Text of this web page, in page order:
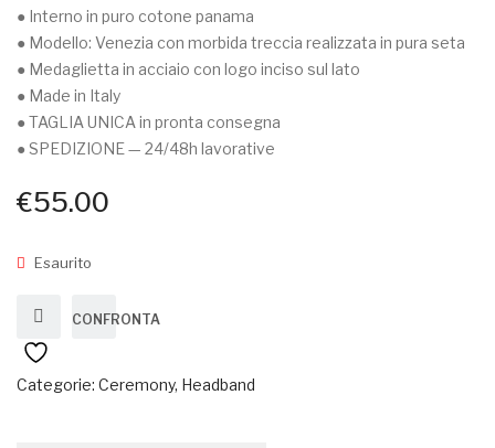
● Interno in puro cotone panama
● Modello: Venezia con morbida treccia realizzata in pura seta
● Medaglietta in acciaio con logo inciso sul lato
● Made in Italy
● TAGLIA UNICA in pronta consegna
● SPEDIZIONE — 24/48h lavorative
€55.00
Esaurito
CONFRONTA
Categorie: Ceremony, Headband